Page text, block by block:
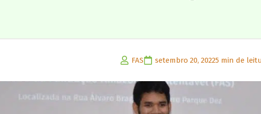
FAS setembro 20, 20225 min de